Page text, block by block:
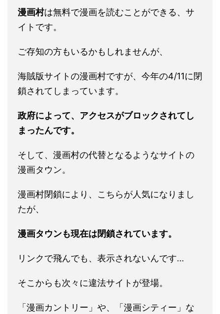
漫画村は無料で漫画を読むことができる、サ
イトです。
ご存知の方もいるかもしれませんが、
海賊版サイトの漫画村ですが、今年の4/11に閉
鎖されてしまっています。
政府によって、アクセスがブロックされてし
まったんです。
そして、漫画村の代替となるようなサイトの
漫画タウン。
漫画村閉鎖により、こちらが人気になりまし
たが、
漫画タウンも現在は閉鎖されています。
リンクで飛んでも、表示されないんです…
そこからも次々に違法サイトが登場。
「漫画カントリー」や、「漫画シティー」な